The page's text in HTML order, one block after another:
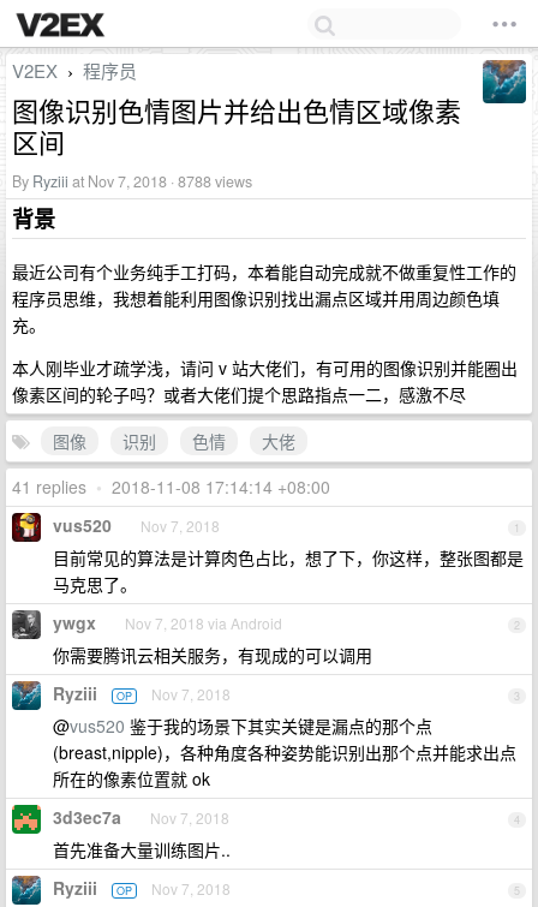
V2EX › 程序员
图像识别色情图片并给出色情区域像素
区间
By Ryziii at Nov 7, 2018 · 8788 views
背景
最近公司有个业务纯手工打码，本着能自动完成就不做重复性工作的
程序员思维，我想着能利用图像识别找出漏点区域并用周边颜色填
充。
本人刚毕业才疏学浅，请问 v 站大佬们，有可用的图像识别并能圈出
像素区间的轮子吗？或者大佬们提个思路指点一二，感激不尽
图像
识别 色情
大佬
41 replies • 2018-11-08 17:14:14 +08:00
1
vus520 Nov 7, 2018
目前常见的算法是计算肉色占比，想了下，你这样，整张图都是
马克思了。
2
ywgx Nov 7, 2018 via Android
你需要腾讯云相关服务，有现成的可以调用
3
Ryziii OP Nov 7, 2018
@vus520 鉴于我的场景下其实关键是漏点的那个点
(breast,nipple)，各种角度各种姿势能识别出那个点并能求出点
所在的像素位置就 ok
4
3d3ec7a Nov 7, 2018
首先准备大量训练图片..
5
Ryziii OP Nov 7, 2018